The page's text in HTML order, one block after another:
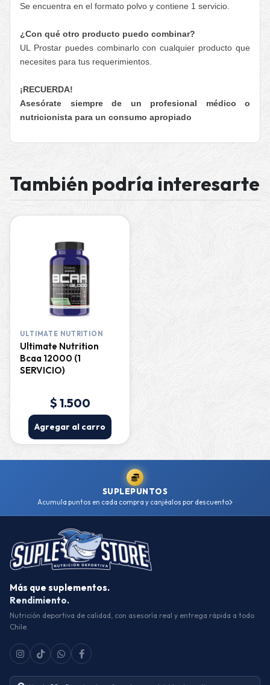
Se encuentra en el formato polvo y contiene 1 servicio.
¿Con qué otro producto puedo combinar?
UL Prostar puedes combinarlo con cualquier producto que
necesites para tus requerimientos.
¡RECUERDA!
Asesórate siempre de un profesional médico o
nutricionista para un consumo apropiado
También podría interesarte
ULTIMATE NUTRITION
Ultimate Nutrition
Bcaa 12000 (1
SERVICIO)
$ 1.500
Agregar al carro
SUPLEPUNTOS
Acumula puntos en cada compra y canjéalos por descuento
Más que suplementos.
Rendimiento.
Nutrición deportiva de calidad, con asesoría real y entrega rápida a todo
Chile.